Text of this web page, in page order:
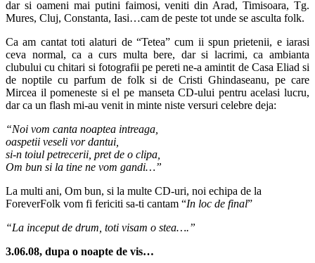
dar si oameni mai putini faimosi, veniti din Arad, Timisoara, Tg.
Mures, Cluj, Constanta, Iasi…cam de peste tot unde se asculta folk.
Ca am cantat toti alaturi de “Tetea” cum ii spun prietenii, e iarasi
ceva normal, ca a curs multa bere, dar si lacrimi, ca ambianta
clubului cu chitari si fotografii pe pereti ne-a amintit de Casa Eliad si
de noptile cu parfum de folk si de Cristi Ghindaseanu, pe care
Mircea il pomeneste si el pe manseta CD-ului pentru acelasi lucru,
dar ca un flash mi-au venit in minte niste versuri celebre deja:
“Noi vom canta noaptea intreaga,
oaspetii veseli vor dantui,
si-n toiul petrecerii, pret de o clipa,
Om bun si la tine ne vom gandi…”
La multi ani, Om bun, si la multe CD-uri, noi echipa de la
ForeverFolk vom fi fericiti sa-ti cantam “In loc de final”
“La inceput de drum, toti visam o stea….”
3.06.08, dupa o noapte de vis…